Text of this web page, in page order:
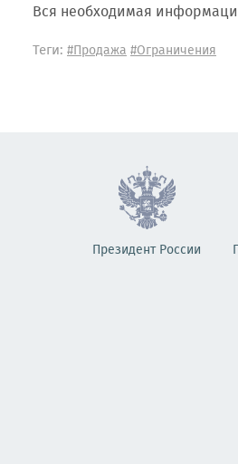
Вся необходимая
Теги: #Продажа#Ограничения
Президент России